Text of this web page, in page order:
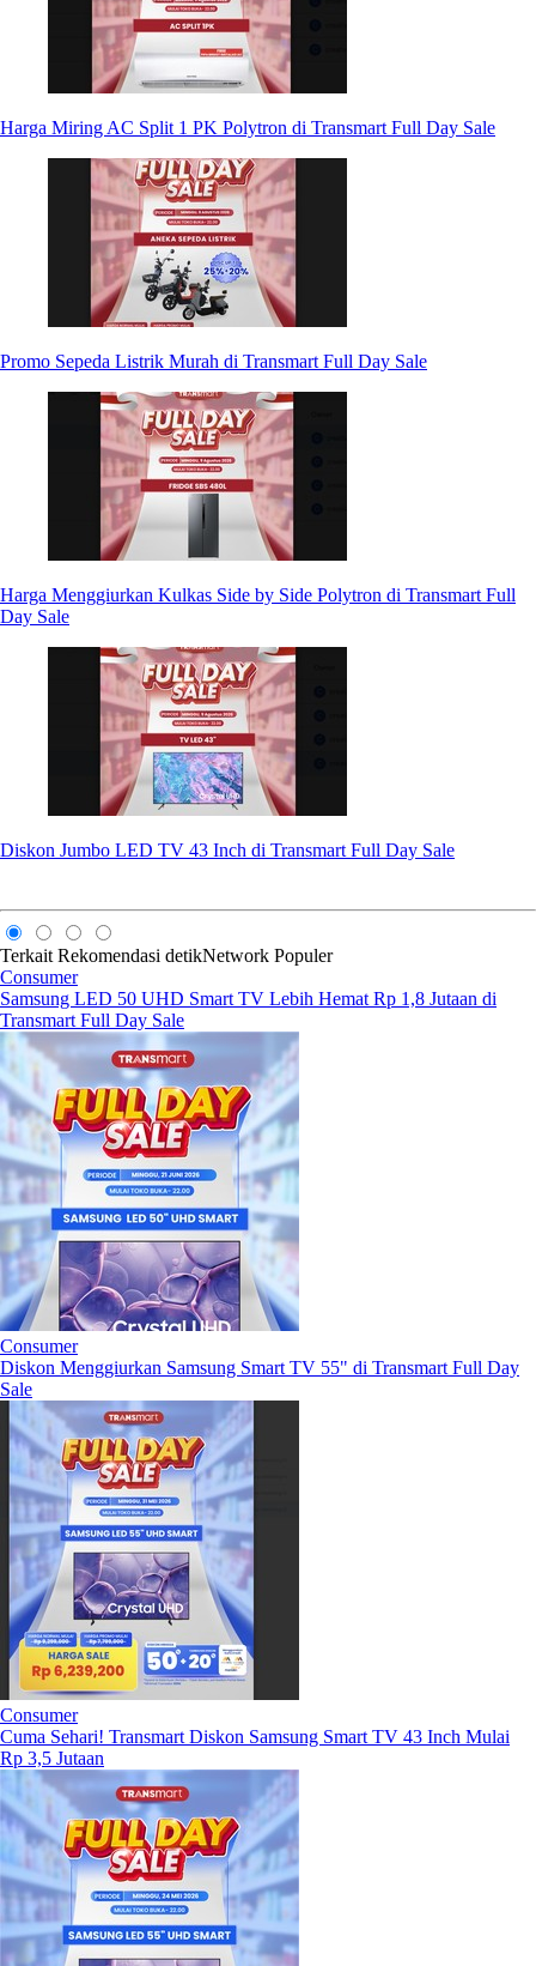
Harga Miring AC Split 1 PK Polytron di Transmart Full Day Sale
Promo Sepeda Listrik Murah di Transmart Full Day Sale
Harga Menggiurkan Kulkas Side by Side Polytron di Transmart Full
Day Sale
Diskon Jumbo LED TV 43 Inch di Transmart Full Day Sale
Terkait Rekomendasi detikNetwork Populer
Consumer
Samsung LED 50 UHD Smart TV Lebih Hemat Rp 1,8 Jutaan di
Transmart Full Day Sale
Consumer
Diskon Menggiurkan Samsung Smart TV 55" di Transmart Full Day
Sale
Consumer
Cuma Sehari! Transmart Diskon Samsung Smart TV 43 Inch Mulai
Rp 3,5 Jutaan